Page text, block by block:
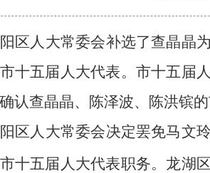
区人大常委会补选了查晶晶
十五届人大代表。市十五届
认查晶晶、陈泽波、陈洪镔
区人大常委会决定罢免马文
十五届人大代表职务。龙湖